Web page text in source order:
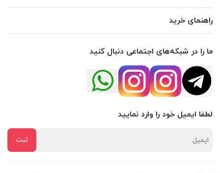
راهنمای خرید
ما را در شبکه‌های اجتماعی دنبال کنید
لطفا ایمیل خود را وارد نمایید